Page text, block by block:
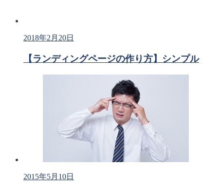
2018年2月20日
【ランディングページの作り方】シンプル
2015年5月10日